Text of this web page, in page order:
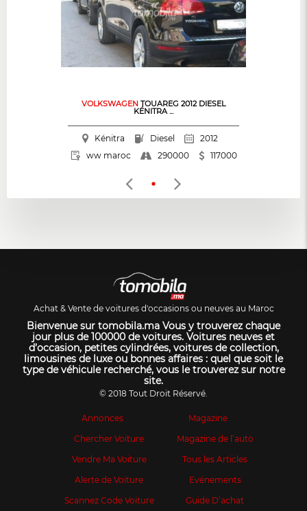
VOLKSWAGEN TOUAREG 2012 DIESEL
KÉNITRA ...
Kénitra Diesel
2012
ww maroc
290000 117000
Achat & Vente de voitures d'occasions ou neuves au Maroc
Bienvenue sur tomobila.ma Vous y trouverez chaque
jour plus de 100000 de voitures. Voitures neuves et
d’occasion, petites cylindrées, voitures de collection,
limousines de luxe ou bonnes affaires : quel que soit le
type de véhicule recherché, vous le trouverez sur notre
site.
© 2018 Tout Droit Réservé.
Annonces
Chercher Voiture
Vendre Ma Voiture
Alerte de Voiture
Scannez Code Voiture
Magazine
Magazine de l’auto
Tous les Articles
Evénements
Guide D’achat